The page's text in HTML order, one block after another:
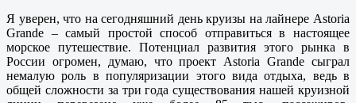
Я уверен, что на сегодняшний день круизы на лайнере Astoria
Grande – самый простой способ отправиться в настоящее
морское путешествие. Потенциал развития этого рынка в
России огромен, думаю, что проект Astoria Grande сыграл
немалую роль в популяризации этого вида отдыха, ведь в
общей сложности за три года существования нашей круизной